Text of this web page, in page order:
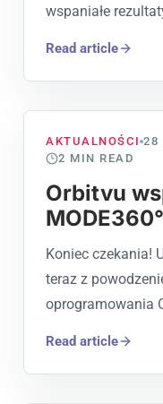
wspaniałe
Read article
AKTUALNOŚCI 28
2 MIN READ
Orbitvu
Koniec czekania!
teraz z
oprogramowania
Read article